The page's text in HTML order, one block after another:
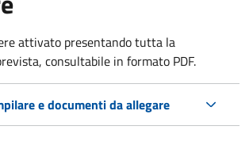
attivato presentando tutta la
consultabile in formato PDF.
e documenti da allegare